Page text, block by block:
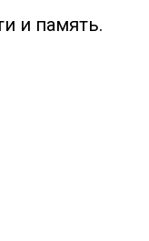
и память.